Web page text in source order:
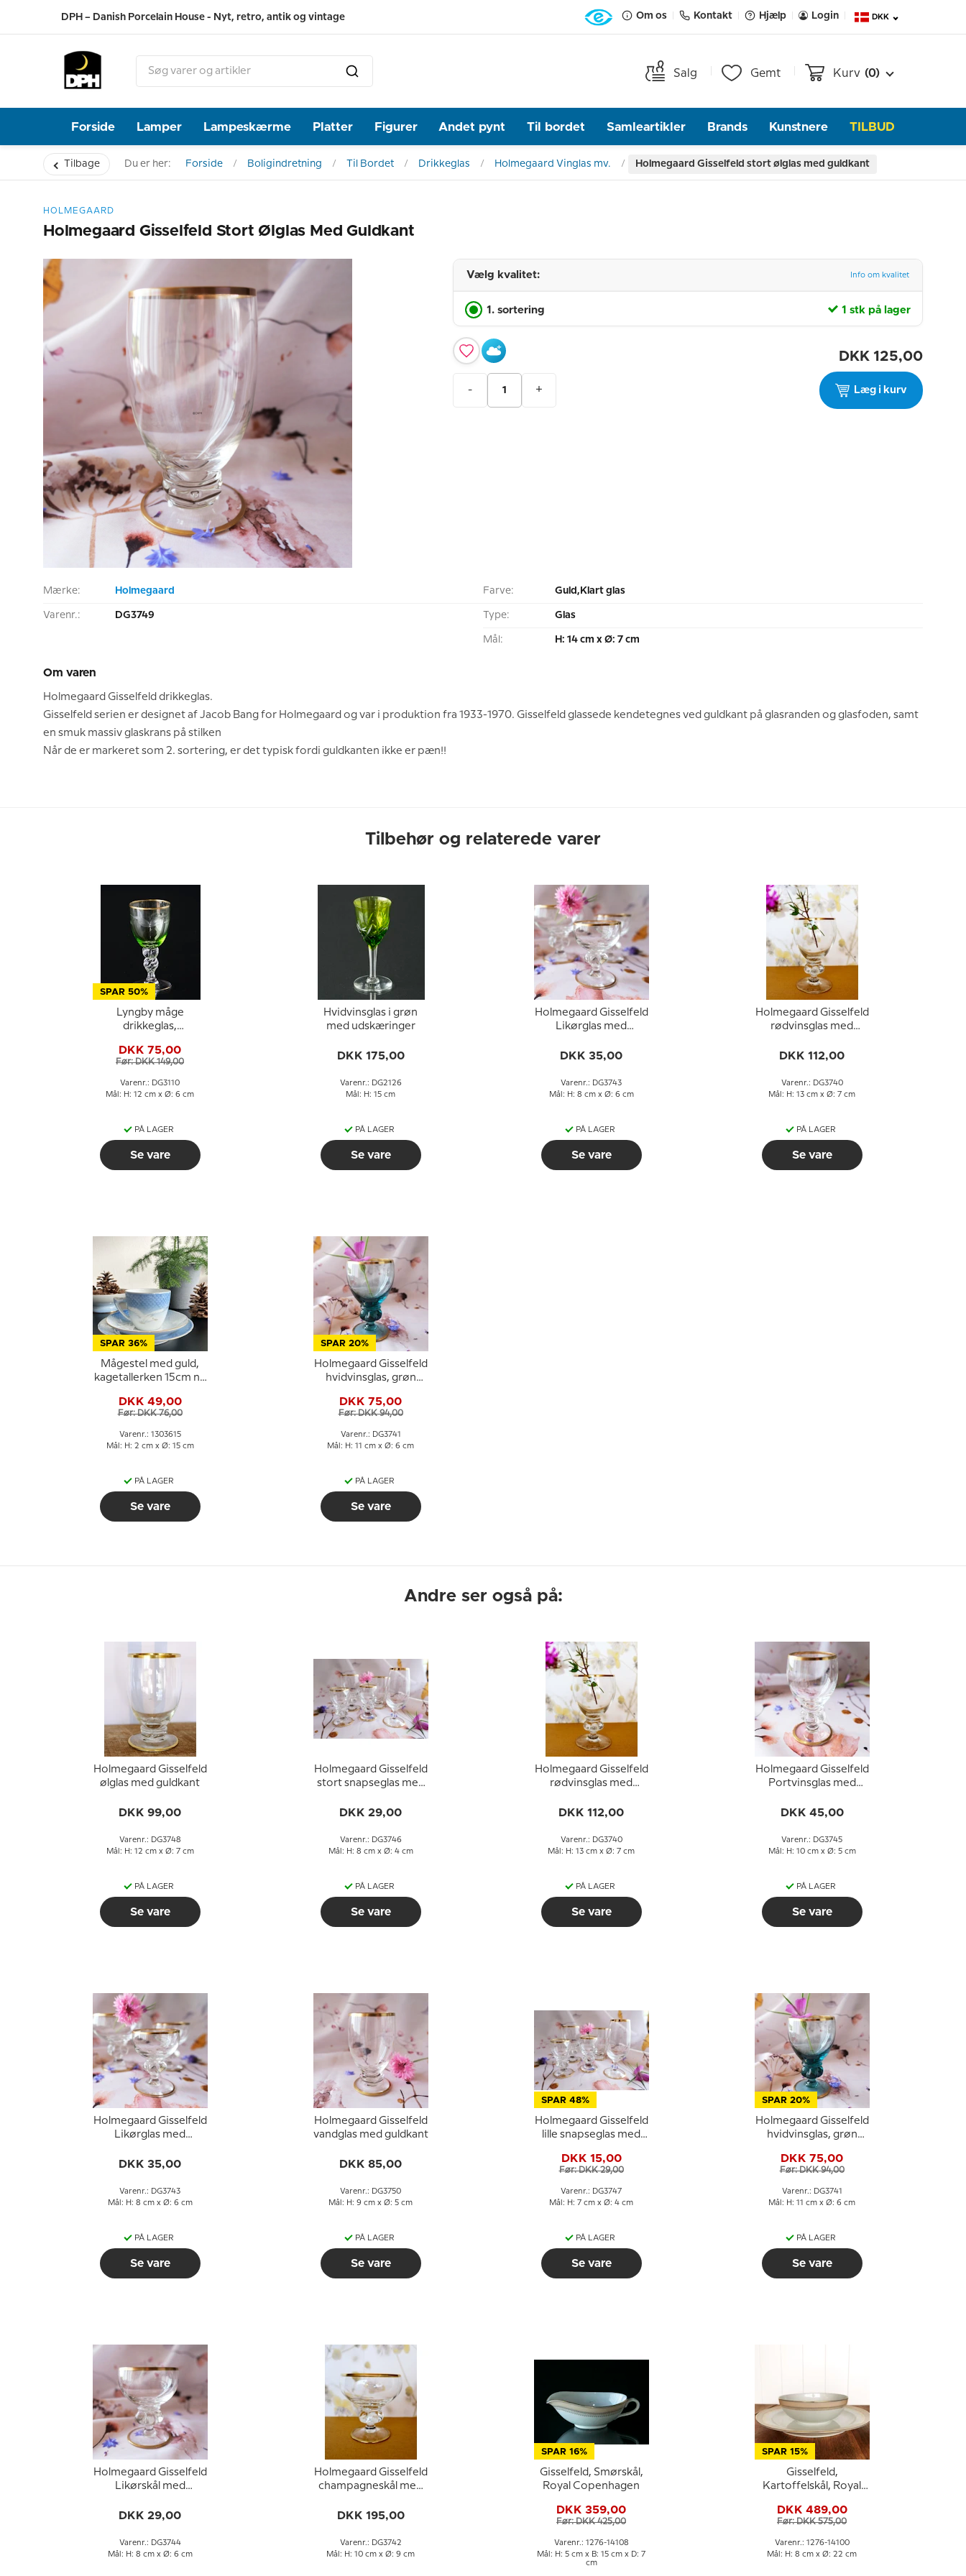
DPH – Danish Porcelain House - Nyt, retro, antik og vintage Om os Kontakt Hjælp Login DKK
Salg Gemt Kurv (0)
Forside Lamper Lampeskærme Platter Figurer Andet pynt Til bordet Samleartikler Brands Kunstnere TILBUD
Tilbage Du er her: Forside Boligindretning Til Bordet Drikkeglas Holmegaard Vinglas mv. Holmegaard Gisselfeld stort ølglas med guldkant
HOLMEGAARD
Holmegaard Gisselfeld Stort Ølglas Med Guldkant
Vælg kvalitet: Info om kvalitet
1. sortering 1 stk på lager
DKK 125,00
- + Læg i kurv
Mærke: Holmegaard
Varenr.: DG3749
Farve: Guld,Klart glas
Type: Glas
Mål: H: 14 cm x Ø: 7 cm
Om varen
Holmegaard Gisselfeld drikkeglas.
Gisselfeld serien er designet af Jacob Bang for Holmegaard og var i produktion fra 1933-1970. Gisselfeld glassede kendetegnes ved guldkant på glasranden og glasfoden, samt
en smuk massiv glaskrans på stilken
Når de er markeret som 2. sortering, er det typisk fordi guldkanten ikke er pæn!!
Tilbehør og relaterede varer
SPAR 50%
Lyngby måge
drikkeglas,
DKK 75,00
Før: DKK 149,00
Varenr.: DG3110
Mål: H: 12 cm x Ø: 6 cm
PÅ LAGER
Se vare
Hvidvinsglas i grøn
med udskæringer
DKK 175,00
Varenr.: DG2126
Mål: H: 15 cm
PÅ LAGER
Se vare
Holmegaard Gisselfeld
Likørglas med
DKK 35,00
Varenr.: DG3743
Mål: H: 8 cm x Ø: 6 cm
PÅ LAGER
Se vare
Holmegaard Gisselfeld
rødvinsglas med
DKK 112,00
Varenr.: DG3740
Mål: H: 13 cm x Ø: 7 cm
PÅ LAGER
Se vare
SPAR 36%
Mågestel med guld,
kagetallerken 15cm nr.
DKK 49,00
Før: DKK 76,00
Varenr.: 1303615
Mål: H: 2 cm x Ø: 15 cm
PÅ LAGER
Se vare
SPAR 20%
Holmegaard Gisselfeld
hvidvinsglas, grøn
DKK 75,00
Før: DKK 94,00
Varenr.: DG3741
Mål: H: 11 cm x Ø: 6 cm
PÅ LAGER
Se vare
Andre ser også på:
Holmegaard Gisselfeld
ølglas med guldkant
DKK 99,00
Varenr.: DG3748
Mål: H: 12 cm x Ø: 7 cm
PÅ LAGER
Se vare
Holmegaard Gisselfeld
stort snapseglas med
DKK 29,00
Varenr.: DG3746
Mål: H: 8 cm x Ø: 4 cm
PÅ LAGER
Se vare
Holmegaard Gisselfeld
rødvinsglas med
DKK 112,00
Varenr.: DG3740
Mål: H: 13 cm x Ø: 7 cm
PÅ LAGER
Se vare
Holmegaard Gisselfeld
Portvinsglas med
DKK 45,00
Varenr.: DG3745
Mål: H: 10 cm x Ø: 5 cm
PÅ LAGER
Se vare
Holmegaard Gisselfeld
Likørglas med
DKK 35,00
Varenr.: DG3743
Mål: H: 8 cm x Ø: 6 cm
PÅ LAGER
Se vare
Holmegaard Gisselfeld
vandglas med guldkant
DKK 85,00
Varenr.: DG3750
Mål: H: 9 cm x Ø: 5 cm
PÅ LAGER
Se vare
SPAR 48%
Holmegaard Gisselfeld
lille snapseglas med
DKK 15,00
Før: DKK 29,00
Varenr.: DG3747
Mål: H: 7 cm x Ø: 4 cm
PÅ LAGER
Se vare
SPAR 20%
Holmegaard Gisselfeld
hvidvinsglas, grøn
DKK 75,00
Før: DKK 94,00
Varenr.: DG3741
Mål: H: 11 cm x Ø: 6 cm
PÅ LAGER
Se vare
Holmegaard Gisselfeld
Likørskål med
DKK 29,00
Varenr.: DG3744
Mål: H: 8 cm x Ø: 6 cm
Holmegaard Gisselfeld
champagneskål med
DKK 195,00
Varenr.: DG3742
Mål: H: 10 cm x Ø: 9 cm
SPAR 16%
Gisselfeld, Smørskål,
Royal Copenhagen
DKK 359,00
Før: DKK 425,00
Varenr.: 1276-14108
Mål: H: 5 cm x B: 15 cm x D: 7
cm
SPAR 15%
Gisselfeld,
Kartoffelskål, Royal
DKK 489,00
Før: DKK 575,00
Varenr.: 1276-14100
Mål: H: 8 cm x Ø: 22 cm